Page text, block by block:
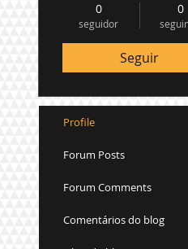
0
seguidor
0
Seguir
Profile
Forum Posts
Forum Comments
Comentários do blog